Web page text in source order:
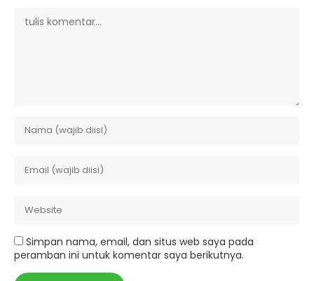
Simpan nama, email, dan situs web saya pada
peramban ini untuk komentar saya berikutnya.